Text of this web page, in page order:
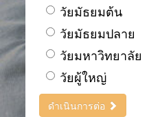
วัยมัธยมต้น
วัยมัธยมปลาย
วัยมหาวิทยาลัย
วัยผู้ใหญ่
ดำเนินการต่อ